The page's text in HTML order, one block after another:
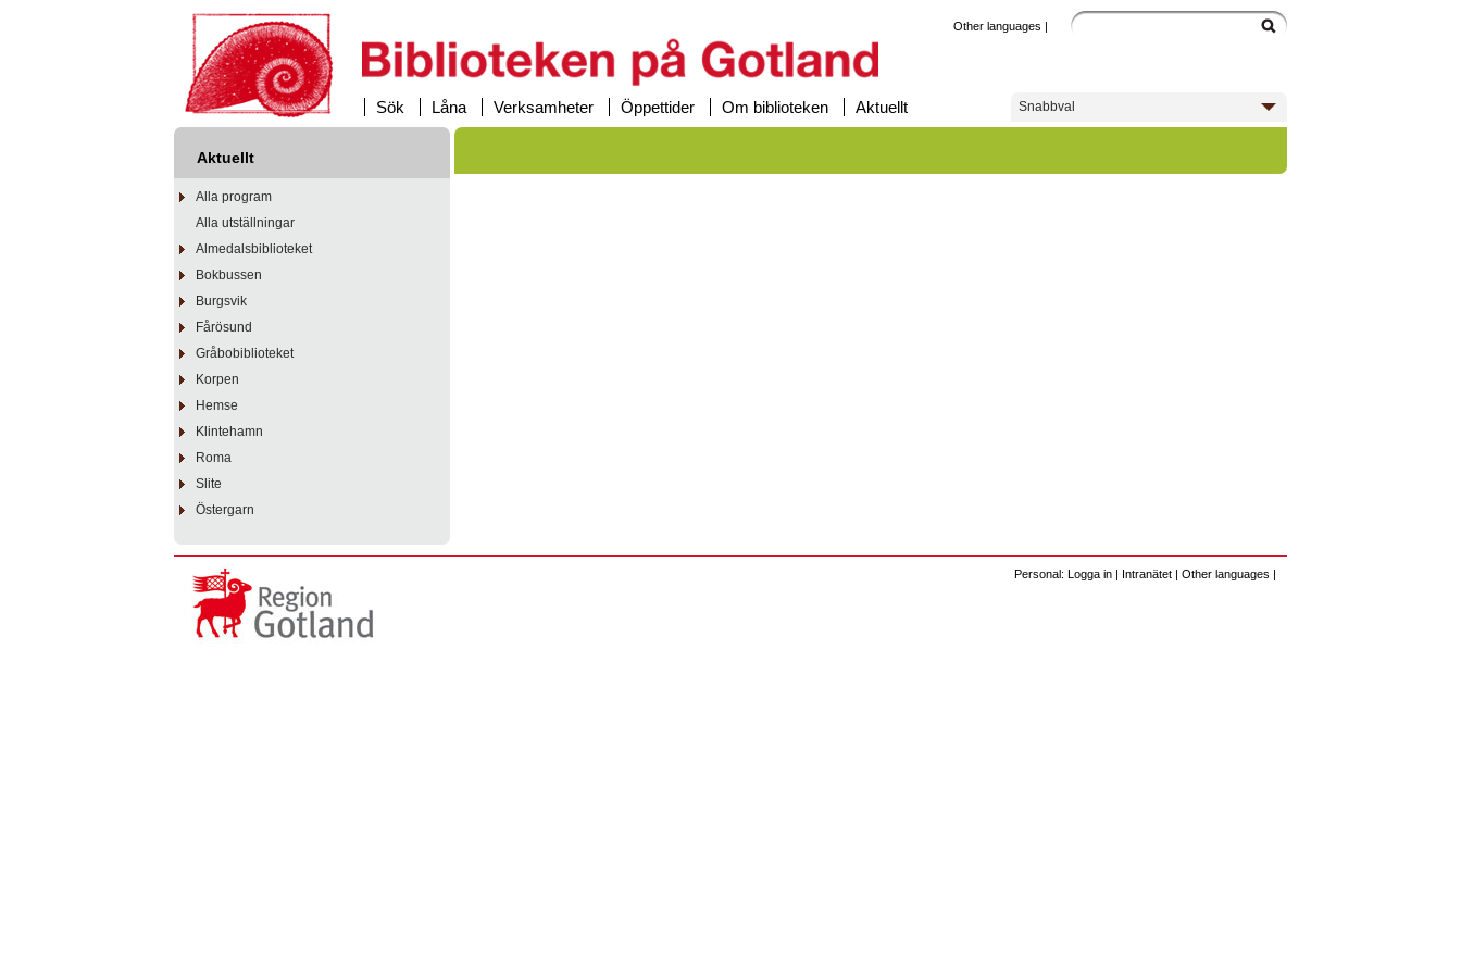
Sök Låna Verksamheter Öppettider Om biblioteken Aktuellt
Other languages |
Snabbval
Aktuellt
Alla program
Alla utställningar
Almedalsbiblioteket
Bokbussen
Burgsvik
Fårösund
Gråbobiblioteket
Korpen
Hemse
Klintehamn
Roma
Slite
Östergarn
Personal: Logga in | Intranätet | Other languages |